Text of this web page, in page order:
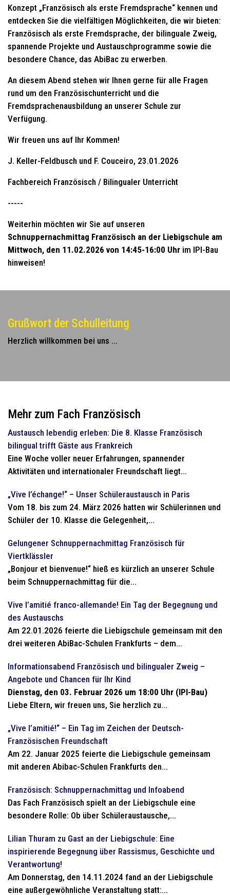
Konzept „Französisch als erste Fremdsprache“ kennen und
entdecken Sie die vielfältigen Möglichkeiten, die wir bieten:
Französisch als erste Fremdsprache, der bilinguale Zweig,
spannende Projekte und Austauschprogramme sowie die
besondere Chance, das AbiBac zu erwerben.
An diesem Abend stehen wir Ihnen gerne für alle Fragen
rund um den Französischunterricht und die
Fremdsprachenausbildung an unserer Schule zur
Verfügung.
Wir freuen uns auf Ihr Kommen!
J. Keller-Feldbusch und F. Couceiro, 23.01.2026
Fachbereich Französisch / Bilingualer Unterricht
-----
Weiterhin möchten wir Sie auf unseren
Schnuppernachmittag Französisch an der Liebigschule am
Mittwoch, den 11.02.2026 von 14:45-16:00 Uhr im IPI-Bau
hinweisen!
Grußwort der Schulleitung
Herzlich willkommen bei uns ...
Mehr zum Fach Französisch
Austausch lebendig erleben: Die 8. Klasse Französisch
bilingual trifft Gäste aus Frankreich
Eine Woche voller neuer Erfahrungen, spannender
Aktivitäten und internationaler Freundschaft liegt...
„Vive l’échange!“ – Unser Schüleraustausch in Paris
Vom 18. bis zum 24. März 2026 hatten wir Schülerinnen und
Schüler der 10. Klasse die Gelegenheit,...
Gelungener Schnuppernachmittag Französisch für
Viertklässler
„Bonjour et bienvenue!“ hieß es kürzlich an unserer Schule
beim Schnuppernachmittag für die...
Vive l’amitié franco-allemande! Ein Tag der Begegnung und
des Austauschs
Am 22.01.2026 feierte die Liebigschule gemeinsam mit den
drei weiteren AbiBac-Schulen Frankfurts – dem...
Informationsabend Französisch und bilingualer Zweig –
Angebote und Chancen für Ihr Kind
Dienstag, den 03. Februar 2026 um 18:00 Uhr (IPI-Bau)
Liebe Eltern, wir freuen uns, Sie herzlich zu...
„Vive l’amitié!“ – Ein Tag im Zeichen der Deutsch-
Französischen Freundschaft
Am 22. Januar 2025 feierte die Liebigschule gemeinsam
mit anderen Abibac-Schulen Frankfurts den...
Französisch: Schnuppernachmittag und Infoabend
Das Fach Französisch spielt an der Liebigschule eine
besondere Rolle: Ob über Schüleraustausche,...
Lilian Thuram zu Gast an der Liebigschule: Eine
inspirierende Begegnung über Rassismus, Geschichte und
Verantwortung!
Am Donnerstag, den 14.11.2024 fand an der Liebigschule
eine außergewöhnliche Veranstaltung statt:...